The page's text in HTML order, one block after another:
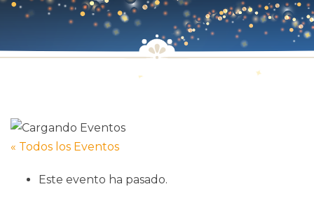
« Todos los Eventos
Este evento ha pasado.